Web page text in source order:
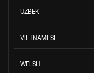
UZBEK
VIETNAMESE
WELSH